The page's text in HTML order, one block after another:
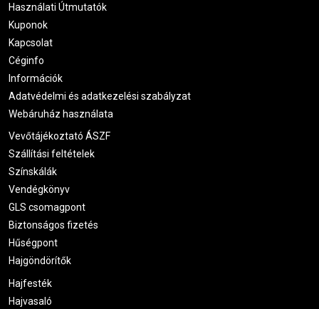
Használati Útmutatók
Kuponok
Kapcsolat
Céginfo
Információk
Adatvédelmi és adatkezelési szabályzat
Webáruház használata
Vevőtájékoztató ÁSZF
Szállítási feltételek
Színskálák
Vendégkönyv
GLS csomagpont
Biztonságos fizetés
Hűségpont
Hajgöndörítők
Hajfesték
Hajvasaló